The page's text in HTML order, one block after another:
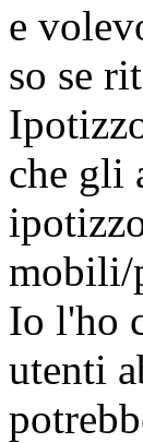
e
so se
che gli
mobili/
Io l'ho
utenti